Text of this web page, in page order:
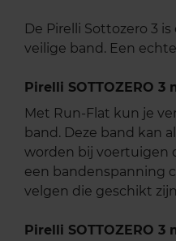
De Pirelli Sottozero 3
veilige band. Een
Pirelli SOTTOZERO 3
Met Run-Flat kun je
band. Deze band kan
worden bij voertuigen
een bandenspanning
velgen die geschikt
Pirelli SOTTOZERO 3